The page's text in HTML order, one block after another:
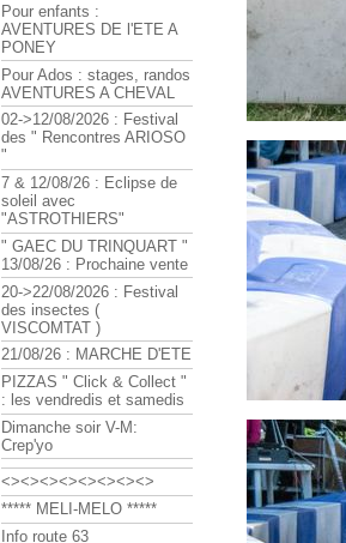
Pour enfants :
AVENTURES DE l'ETE A
PONEY
Pour Ados : stages, randos
AVENTURES A CHEVAL
02->12/08/2026 : Festival
des " Rencontres ARIOSO
"
7 & 12/08/26 : Eclipse de
soleil avec
"ASTROTHIERS"
" GAEC DU TRINQUART "
13/08/26 : Prochaine vente
20->22/08/2026 : Festival
des insectes (
VISCOMTAT )
21/08/26 : MARCHE D'ETE
PIZZAS " Click & Collect "
: les vendredis et samedis
Dimanche soir V-M:
Crep'yo
<><><><><><><><>
***** MELI-MELO *****
Info route 63